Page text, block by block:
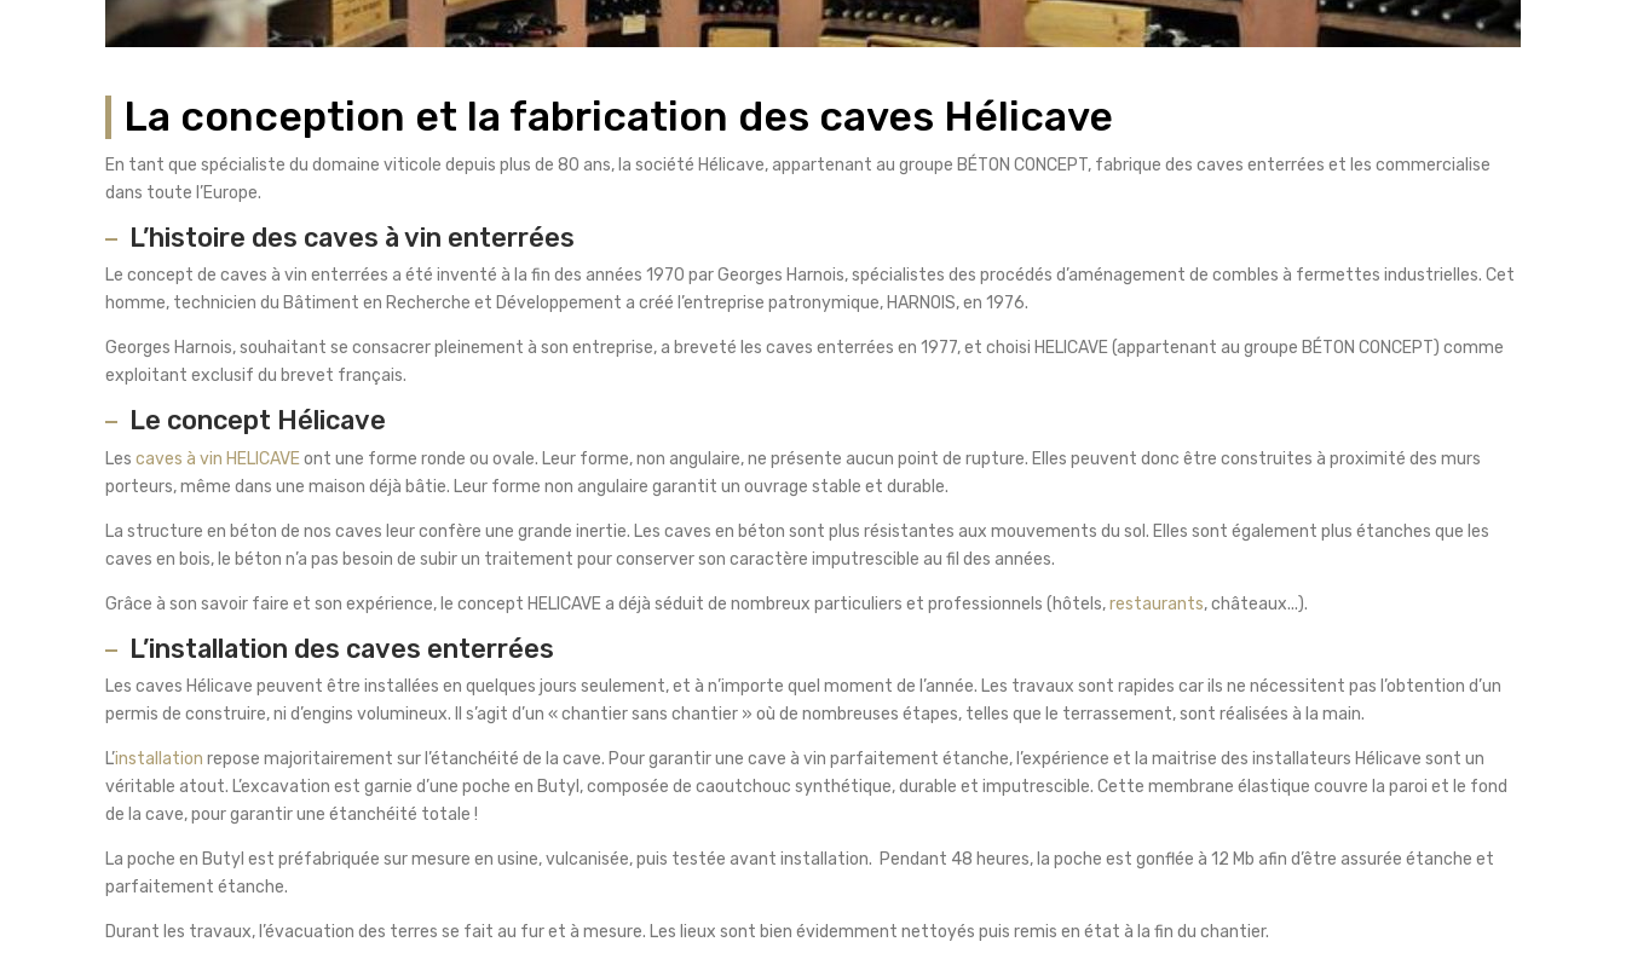
La conception et la fabrication des caves Hélicave
En tant que spécialiste du domaine viticole depuis plus de 80 ans, la société Hélicave, appartenant au groupe BÉTON CONCEPT, fabrique des caves enterrées et les commercialise
dans toute l’Europe.
L’histoire des caves à vin enterrées
Le concept de caves à vin enterrées a été inventé à la fin des années 1970 par Georges Harnois, spécialistes des procédés d’aménagement de combles à fermettes industrielles. Cet
homme, technicien du Bâtiment en Recherche et Développement a créé l’entreprise patronymique, HARNOIS, en 1976.
Georges Harnois, souhaitant se consacrer pleinement à son entreprise, a breveté les caves enterrées en 1977, et choisi HELICAVE (appartenant au groupe BÉTON CONCEPT) comme
exploitant exclusif du brevet français.
Le concept Hélicave
Les caves à vin HELICAVEont une forme ronde ou ovale. Leur forme, non angulaire, ne présente aucun point de rupture. Elles peuvent donc être construites à proximité des murs
porteurs, même dans une maison déjà bâtie. Leur forme non angulaire garantit un ouvrage stable et durable.
La structure en béton de nos caves leur confère une grande inertie. Les caves en béton sont plus résistantes aux mouvements du sol. Elles sont également plus étanches que les
caves en bois, le béton n’a pas besoin de subir un traitement pour conserver son caractère imputrescible au fil des années.
Grâce à son savoir faire et son expérience, le concept HELICAVE a déjà séduit de nombreux particuliers et professionnels (hôtels,restaurants, châteaux...).
L’installation des caves enterrées
Les caves Hélicave peuvent être installées en quelques jours seulement, et à n’importe quel moment de l’année. Les travaux sont rapides car ils ne nécessitent pas l’obtention d’un
permis de construire, ni d’engins volumineux. Il s’agit d’un « chantier sans chantier » où de nombreuses étapes, telles que le terrassement, sont réalisées à la main.
L’installation repose majoritairement sur l’étanchéité de la cave. Pour garantir une cave à vin parfaitement étanche, l’expérience et la maitrise des installateurs Hélicave sont un
véritable atout. L’excavation est garnie d’une poche en Butyl, composée de caoutchouc synthétique, durable et imputrescible. Cette membrane élastique couvre la paroi et le fond
de la cave, pour garantir une étanchéité totale !
La poche en Butyl est préfabriquée sur mesure en usine, vulcanisée, puis testée avant installation. Pendant 48 heures, la poche est gonflée à 12 Mb afin d’être assurée étanche et
parfaitement étanche.
Durant les travaux, l’évacuation des terres se fait au fur et à mesure. Les lieux sont bien évidemment nettoyés puis remis en état à la fin du chantier.